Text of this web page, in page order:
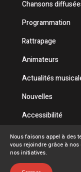
Chansons
Programmation
Rattrapage
Animateurs
Actualités
Nouvelles
Accessibilité
Politique de
Conditions
Nous faisons appel à des
vous rejoindre grâce à
nos initiatives.